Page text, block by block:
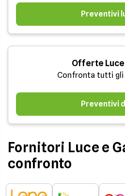
Preventivi
Offerte
Confronta tutti
Preventivi
Fornitori Luce e
confronto